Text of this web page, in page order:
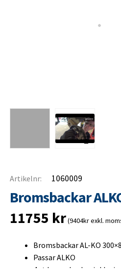
Artikelnr: 1060009
Bromsbackar
11755 kr(9404kr exkl.
Bromsbackar AL-KO
Passar ALKO